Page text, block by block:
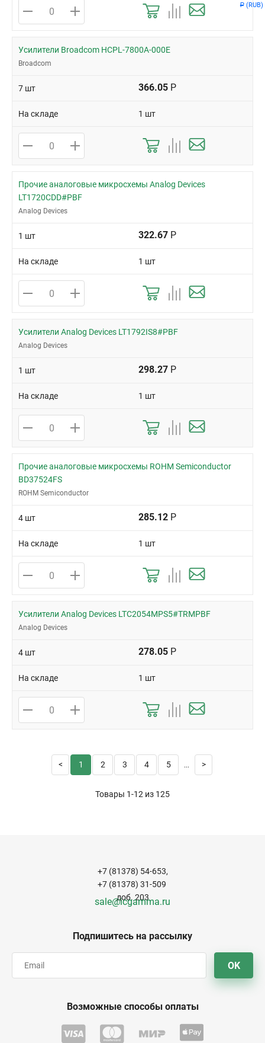
Р (RUB)
Усилители Broadcom HCPL-7800A-000E
Broadcom
7 шт 366.05 Р
На складе 1 шт
Прочие аналоговые микросхемы Analog Devices
LT1720CDD#PBF
Analog Devices
1 шт 322.67 Р
На складе 1 шт
Усилители Analog Devices LT1792IS8#PBF
Analog Devices
1 шт 298.27 Р
На складе 1 шт
Прочие аналоговые микросхемы ROHM Semiconductor
BD37524FS
ROHM Semiconductor
4 шт 285.12 Р
На складе 1 шт
Усилители Analog Devices LTC2054MPS5#TRMPBF
Analog Devices
4 шт 278.05 Р
На складе 1 шт
1 2 3 4 5 ...
Товары 1-12 из 125
Подпишитесь на рассылку
OK
+7 (81378) 54-653,
+7 (81378) 31-509
доб. 203
sale@icgamma.ru
Возможные способы оплаты